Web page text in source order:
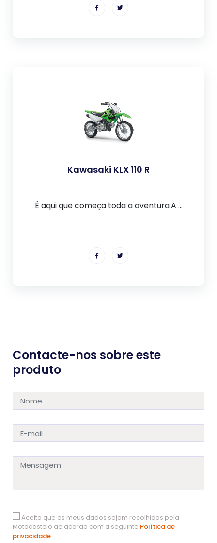
Kawasaki KLX 110 R
É aqui que começa toda a aventura.A ...
Contacte-nos sobre este
produto
Aceito que os meus dados sejam recolhidos pela
Motocastelo de acordo com a seguinte Política de
privacidade.